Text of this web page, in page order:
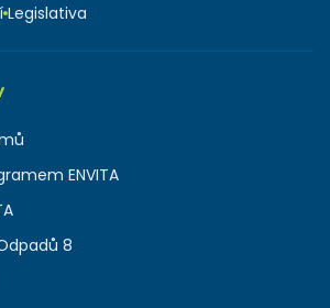
Legislativa
ENVITA
8